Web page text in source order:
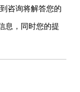
咨询将解答您的
息，同时您的提